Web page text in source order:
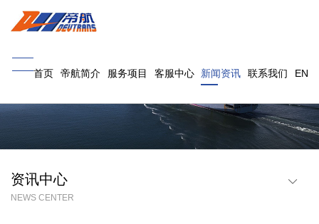
首页 帝航简介 服务项目 客服中心 新闻资讯 联系我们 EN
资讯中心
NEWS CENTER